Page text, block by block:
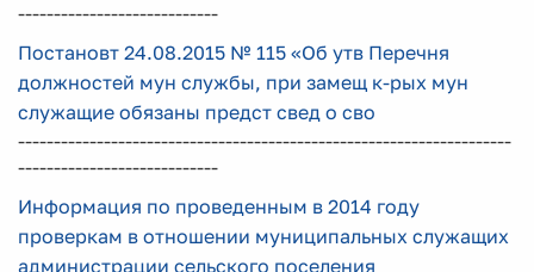
----------------------------
Постановт 24.08.2015 № 115 «Об утв Перечня
должностей мун службы, при замещ к-рых мун
служащие обязаны предст свед о сво
---------------------------------------------------------------------
----------------------------
Информация по проведенным в 2014 году
проверкам в отношении муниципальных служащих
администрации сельского поселения